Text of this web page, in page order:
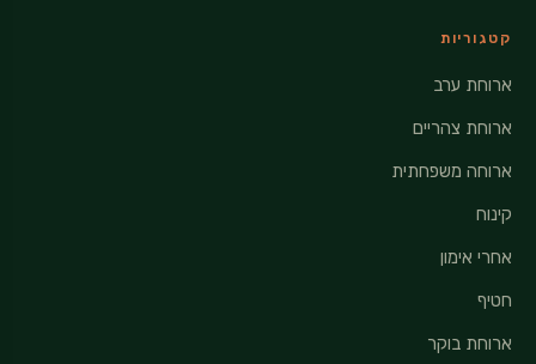
קטגוריות
ארוחת ערב
ארוחת צהריים
ארוחה משפחתית
קינוח
אחרי אימון
חטיף
ארוחת בוקר